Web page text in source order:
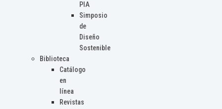
PIA
Simposio
de
Diseño
Sostenible
Biblioteca
Catálogo
en
línea
Revistas